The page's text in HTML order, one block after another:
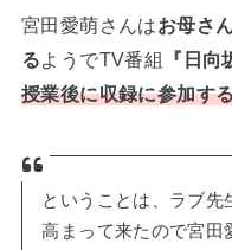
宮田愛萌さんはお母さ
るようでTV番組 『日向
授業後に収録に参加す
ということは、ラブ先
高まって来たので宮田